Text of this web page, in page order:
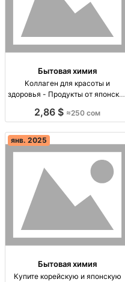
Бытовая химия
Коллаген для красоты и
здоровья - Продукты от японских
для волос и кожи. Оптом и в
2,86 $ ≈250 сом
янв. 2025
Бытовая химия
Купите корейскую и японскую